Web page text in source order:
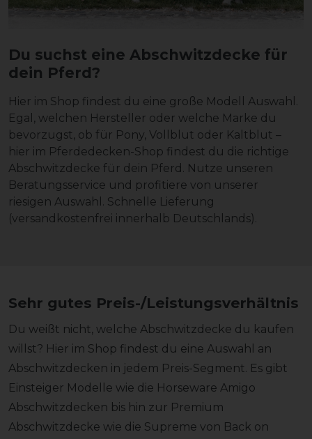
Du suchst eine Abschwitzdecke für
dein Pferd?
Hier im Shop findest du eine große Modell Auswahl.
Egal, welchen Hersteller oder welche Marke du
bevorzugst, ob für Pony, Vollblut oder Kaltblut –
hier im Pferdedecken-Shop findest du die richtige
Abschwitzdecke für dein Pferd. Nutze unseren
Beratungsservice und profitiere von unserer
riesigen Auswahl. Schnelle Lieferung
(versandkostenfrei innerhalb Deutschlands).
Sehr gutes Preis-/Leistungsverhältnis
Du weißt nicht, welche Abschwitzdecke du kaufen
willst? Hier im Shop findest du eine Auswahl an
Abschwitzdecken in jedem Preis-Segment. Es gibt
Einsteiger Modelle wie die Horseware Amigo
Abschwitzdecken bis hin zur Premium
Abschwitzdecke wie die Supreme von Back on